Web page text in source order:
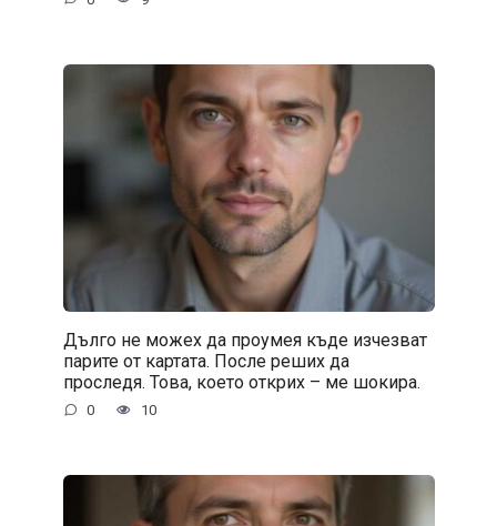
Дълго не можех да проумея къде изчезват
парите от картата. После реших да
проследя. Това, което открих – ме шокира.
0 10